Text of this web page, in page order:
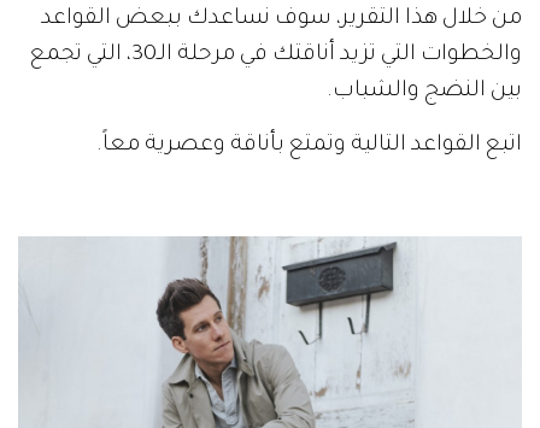
من خلال هذا التقرير، سوف نساعدك ببعض القواعد
والخطوات التي تزيد أناقتك في مرحلة الـ30، التي تجمع
بين النضج والشباب.
اتبع القواعد التالية وتمتع بأناقة وعصرية معاً.